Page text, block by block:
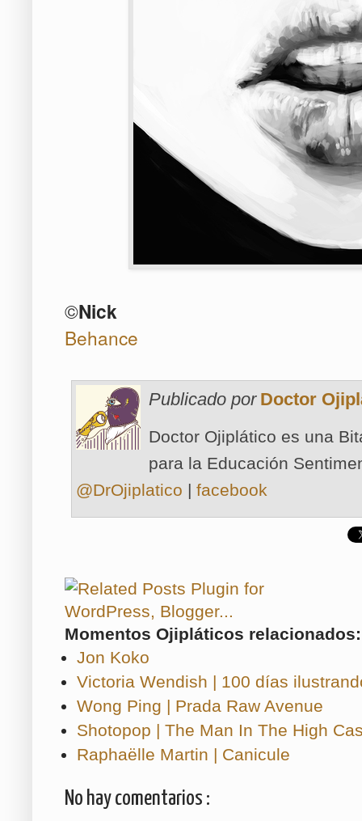
©Nick
Behance
Publicado por Doctor
Doctor Ojiplático es una
para la Educación
@DrOjiplatico | facebook
Momentos Ojipláticos relacionados:
Jon Koko
Victoria Wendish | 100 días
Wong Ping | Prada Raw Avenue
Shotopop | The Man In The High
Raphaëlle Martin | Canicule
No hay comentarios :